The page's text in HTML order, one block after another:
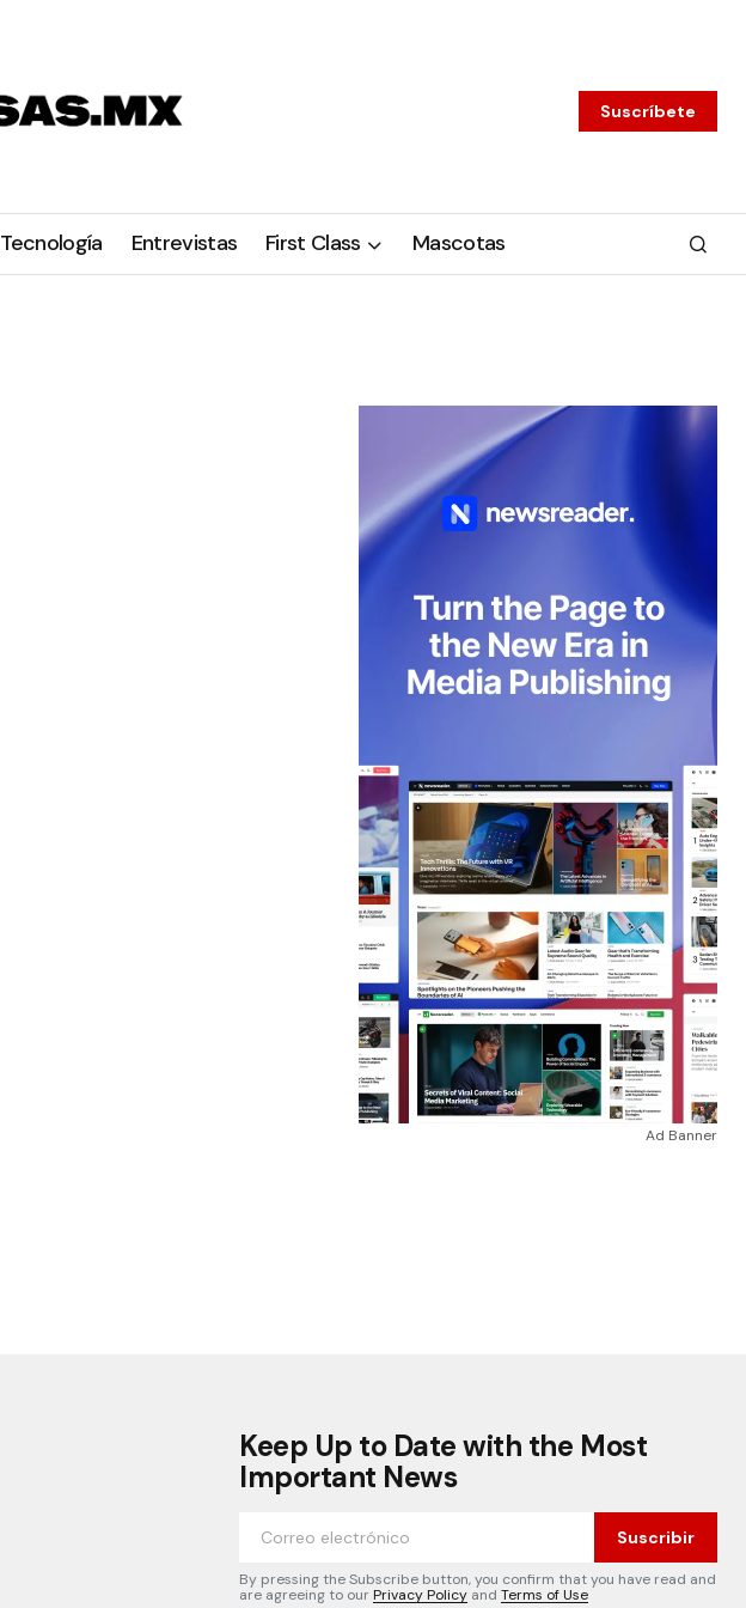
Suscríbete
Tecnología Entrevistas First Class Mascotas
Ad Banner
Keep Up to Date with the Most
Important News
Suscribir
By pressing the Subscribe button, you confirm that you have read and
are agreeing to ourPrivacy Policy and Terms of Use